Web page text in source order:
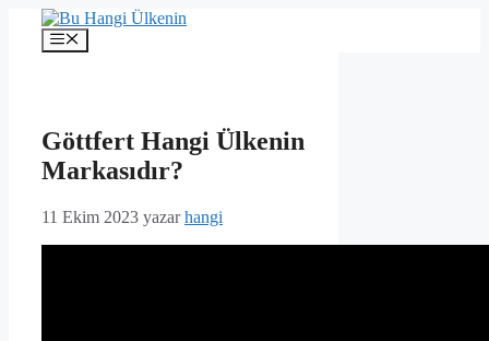
İçeriğe
Menü
Göttfert Hangi Ülkenin
Markasıdır?
11 Ekim 2023 yazarhangi